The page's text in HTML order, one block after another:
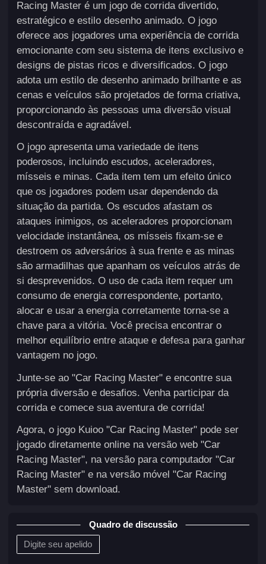
Racing Master é um jogo de corrida divertido,
estratégico e estilo desenho animado. O jogo
oferece aos jogadores uma experiência de corrida
emocionante com seu sistema de itens exclusivo e
designs de pistas ricos e diversificados. O jogo
adota um estilo de desenho animado brilhante e as
cenas e veículos são projetados de forma criativa,
proporcionando às pessoas uma diversão visual
descontraída e agradável.
O jogo apresenta uma variedade de itens
poderosos, incluindo escudos, aceleradores,
mísseis e minas. Cada item tem um efeito único
que os jogadores podem usar dependendo da
situação da partida. Os escudos afastam os
ataques inimigos, os aceleradores proporcionam
velocidade instantânea, os mísseis fixam-se e
destroem os adversários à sua frente e as minas
são armadilhas que apanham os veículos atrás de
si desprevenidos. O uso de cada item requer um
consumo de energia correspondente, portanto,
alocar e usar a energia corretamente torna-se a
chave para a vitória. Você precisa encontrar o
melhor equilíbrio entre ataque e defesa para ganhar
vantagem no jogo.
Junte-se ao "Car Racing Master" e encontre sua
própria diversão e desafios. Venha participar da
corrida e comece sua aventura de corrida!
Agora, o jogo Kuioo "Car Racing Master" pode ser
jogado diretamente online na versão web "Car
Racing Master", na versão para computador "Car
Racing Master" e na versão móvel "Car Racing
Master" sem download.
Quadro de discussão